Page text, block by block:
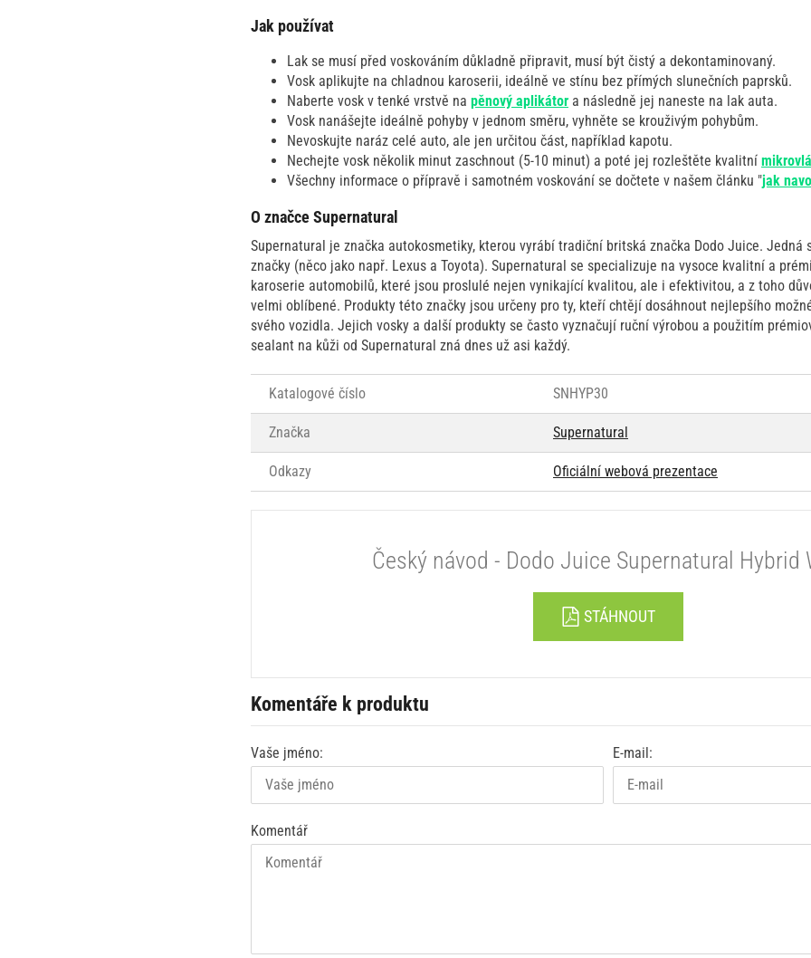
Jak používat
Lak se musí před voskováním důkladně připravit, musí být čistý a dekontaminovaný.
Vosk aplikujte na chladnou karoserii, ideálně ve stínu bez přímých slunečních paprsků.
Naberte vosk v tenké vrstvě na pěnový aplikátor a následně jej naneste na lak auta.
Vosk nanášejte ideálně pohyby v jednom směru, vyhněte se krouživým pohybům.
Nevoskujte naráz celé auto, ale jen určitou část, například kapotu.
Nechejte vosk několik minut zaschnout (5-10 minut) a poté jej rozleštěte kvalitní
Všechny informace o přípravě i samotném voskování se dočtete v našem článku "jak
O značce Supernatural
Supernatural je značka autokosmetiky, kterou vyrábí tradiční britská značka Dodo Juice. Jedná
značky (něco jako např. Lexus a Toyota). Supernatural se specializuje na vysoce kvalitní a
karoserie automobilů, které jsou proslulé nejen vynikající kvalitou, ale i efektivitou, a z toho
velmi oblíbené. Produkty této značky jsou určeny pro ty, kteří chtějí dosáhnout nejlepšího
svého vozidla. Jejich vosky a další produkty se často vyznačují ruční výrobou a použitím
sealant na kůži od Supernatural zná dnes už asi každý.
Katalogové číslo SNHYP30
Značka Supernatural
Odkazy Oficiální webová prezentace
Český návod - Dodo Juice Supernatural Hybrid
STÁHNOUT
Komentáře k produktu
Vaše jméno: E-mail:
Komentář